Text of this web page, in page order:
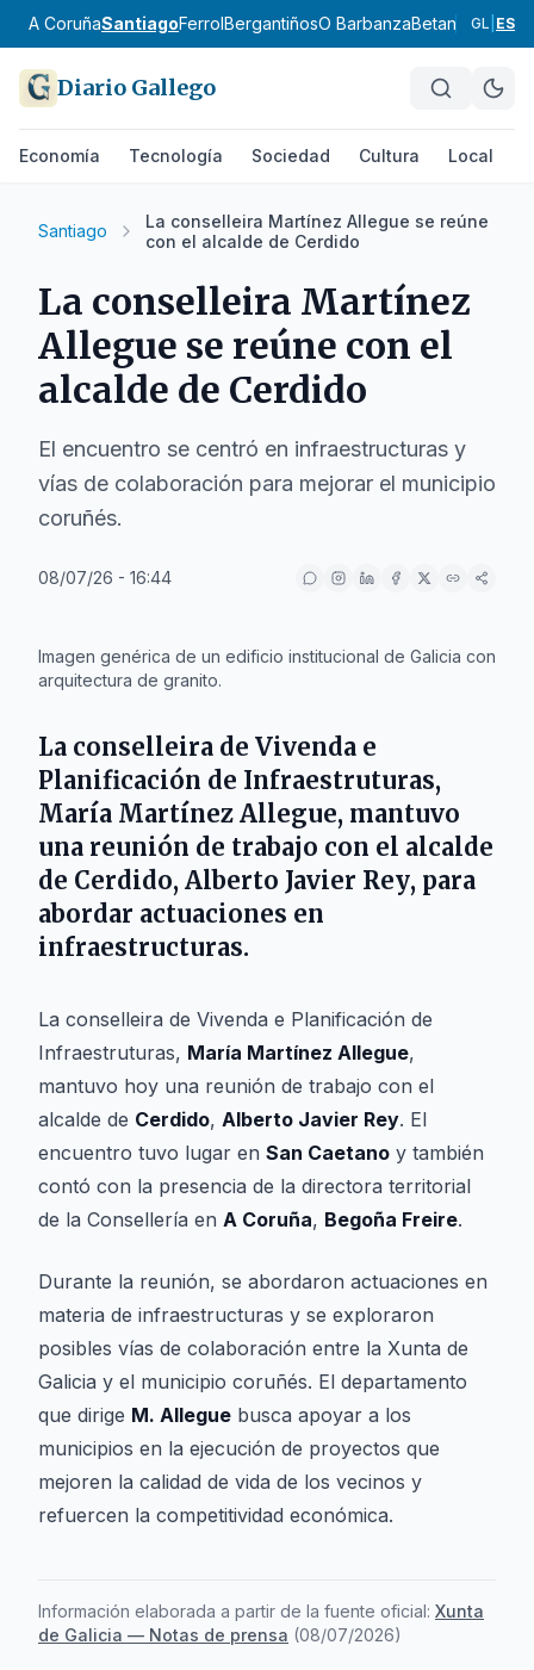
A CoruñaSantiagoFerrolBergantiñosO BarbanzaBetanzosOrdes
GL ES
Diario Gallego
Economía Tecnología Sociedad Cultura Local
Santiago
La conselleira Martínez Allegue se reúne
con el alcalde de Cerdido
La conselleira Martínez
Allegue se reúne con el
alcalde de Cerdido
El encuentro se centró en infraestructuras y
vías de colaboración para mejorar el municipio
coruñés.
08/07/26 - 16:44
Imagen genérica de un edificio institucional de Galicia con
arquitectura de granito.
La conselleira de Vivenda e
Planificación de Infraestruturas,
María Martínez Allegue, mantuvo
una reunión de trabajo con el alcalde
de Cerdido, Alberto Javier Rey, para
abordar actuaciones en
infraestructuras.
La conselleira de Vivenda e Planificación de
Infraestruturas, María Martínez Allegue,
mantuvo hoy una reunión de trabajo con el
alcalde de Cerdido, Alberto Javier Rey. El
encuentro tuvo lugar en San Caetano y también
contó con la presencia de la directora territorial
de la Consellería en A Coruña, Begoña Freire.
Durante la reunión, se abordaron actuaciones en
materia de infraestructuras y se exploraron
posibles vías de colaboración entre la Xunta de
Galicia y el municipio coruñés. El departamento
que dirige M. Allegue busca apoyar a los
municipios en la ejecución de proyectos que
mejoren la calidad de vida de los vecinos y
refuercen la competitividad económica.
Información elaborada a partir de la fuente oficial: Xunta
de Galicia — Notas de prensa (08/07/2026)